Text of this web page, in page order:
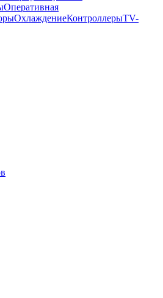
Оперативная
ОхлаждениеКонтроллерыTV-